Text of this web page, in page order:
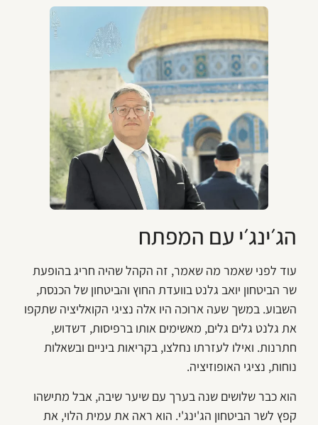
הג׳ינג׳י עם המפתח
עוד לפני שאמר מה שאמר, זה הקהל שהיה חריג בהופעת
שר הביטחון יואב גלנט בוועדת החוץ והביטחון של הכנסת,
השבוע. במשך שעה ארוכה היו אלה נציגי הקואליציה שתקפו
את גלנט גלים גלים, מאשימים אותו ברפיסות, דשדוש,
חתרנות. ואילו לעזרתו נחלצו, בקריאות ביניים ובשאלות
נוחות, נציגי האופוזיציה.
הוא כבר שלושים שנה בערך עם שיער שיבה, אבל מתישהו
קפץ לשר הביטחון הג'ינג'י. הוא ראה את עמית הלוי, את